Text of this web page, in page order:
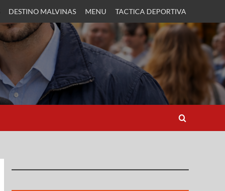
DESTINO MALVINAS MENU TACTICA DEPORTIVA